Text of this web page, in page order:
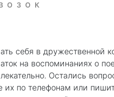
себя в дружественной
на воспоминаниях о
Остались
их по телефонам или